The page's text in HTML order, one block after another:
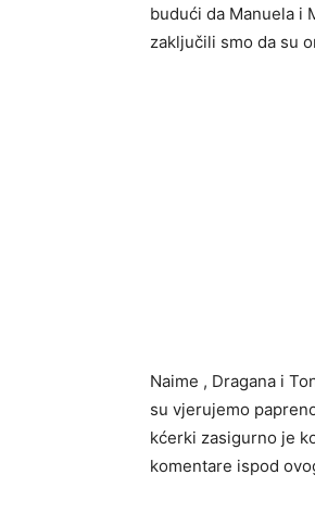
budući da Manuela i
zaključili smo da su
Naime , Dragana i
su vjerujemo
kćerki zasigurno je
komentare ispod